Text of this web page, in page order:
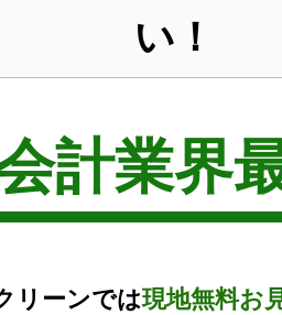
い！
計業界
リーンでは現地無料お